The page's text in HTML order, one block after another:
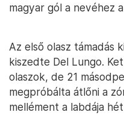
magyar gól a nevéhez
Az első olasz támadás
kiszedte Del Lungo.
olaszok, de 21
megpróbálta átlőni a
mellément a labdája